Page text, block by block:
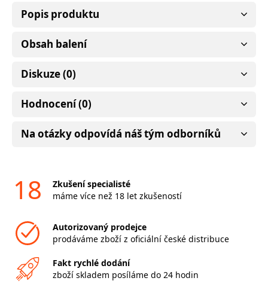
Popis produktu
Obsah balení
Diskuze (0)
Hodnocení (0)
Na otázky odpovídá náš tým odborníků
18
Zkušení specialisté
máme více než 18 let zkušeností
Autorizovaný prodejce
prodáváme zboží z oficiální české distribuce
Fakt rychlé dodání
zboží skladem posíláme do 24 hodin